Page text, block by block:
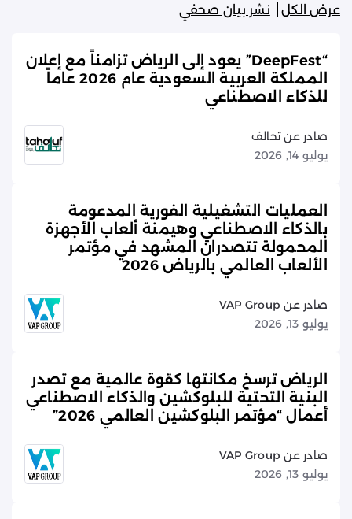
عرض الكل
نشر بيان صحفي
“DeepFest” يعود إلى الرياض تزامناً مع إعلان
المملكة العربية السعودية عام 2026 عاماً
للذكاء الاصطناعي
صادر عن تحالف
يوليو 14, 2026
العمليات التشغيلية الفورية المدعومة
بالذكاء الاصطناعي وهيمنة ألعاب الأجهزة
المحمولة تتصدران المشهد في مؤتمر
الألعاب العالمي بالرياض 2026
صادر عن VAP Group
يوليو 13, 2026
الرياض ترسخ مكانتها كقوة عالمية مع تصدر
البنية التحتية للبلوكشين والذكاء الاصطناعي
أعمال “مؤتمر البلوكشين العالمي 2026”
صادر عن VAP Group
يوليو 13, 2026